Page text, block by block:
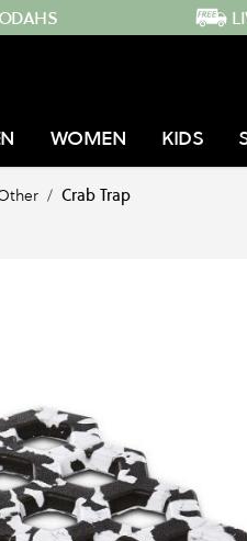
WOMEN KIDS
/ Crab Trap